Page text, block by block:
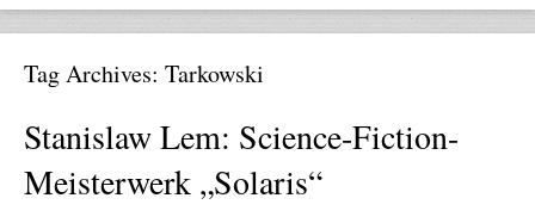
Tag Archives: Tarkowski
Stanislaw Lem: Science-Fiction-
Meisterwerk „Solaris“